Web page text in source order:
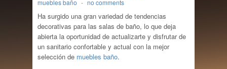
muebles baño - no comments
Ha surgido una gran variedad de tendencias
decorativas para las salas de baño, lo que deja
abierta la oportunidad de actualizarte y disfrutar de
un sanitario confortable y actual con la mejor
selección de muebles baño.